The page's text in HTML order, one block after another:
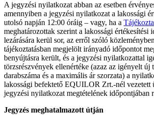
A jegyzési nyilatkozat abban az esetben
amennyiben a jegyzési nyilatkozat a lakossági
utolsó napján 12:00 óráig – vagy, ha a
meghatározottak szerint a lakossági értékesítési
lezárására kerül sor, az erről szóló
tájékoztatásban megjelölt irányadó időpontot
benyújtásra került, és a jegyzési nyilatkozattal
törzsrészvények ellenértéke (azaz az igényelt új
darabszáma és a maximális ár szorzata) a
lakossági befektető EQUILOR Zrt.-nél vezetett
jegyzési nyilatkozat megtételének időpontjában
Jegyzés meghatalmazott útján